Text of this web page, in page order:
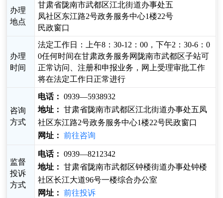
办理
地点
甘肃省陇南市武都区江北街道办事处五
凤社区东江路2号政务服务中心1楼22号
民政窗口
办理
时间
法定工作日：上午8：30-12：00，下午2：30-6：0
0任何时间在甘肃政务服务网陇南市武都区子站可
正常访问、注册和申报业务，网上受理审批工作
将在法定工作日正常进行
咨询
方式
电话： 0939—5938932
地址： 甘肃省陇南市武都区江北街道办事处五凤
社区东江路2号政务服务中心1楼22号民政窗口
网址： 前往咨询
监督
投诉
方式
电话： 0939—8212342
地址： 甘肃省陇南市武都区钟楼街道办事处钟楼
社区长江大道96号一楼综合办公室
网址： 前往投诉